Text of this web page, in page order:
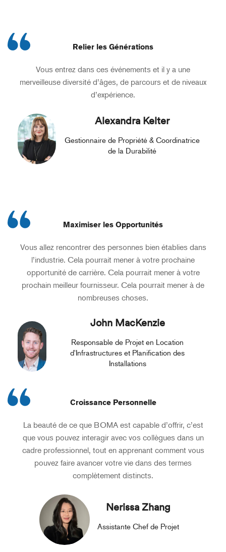
Relier les Générations
Vous entrez dans ces événements et il y a une
merveilleuse diversité d’âges, de parcours et de niveaux
d’expérience.
Alexandra Kelter
Gestionnaire de Propriété & Coordinatrice
de la Durabilité
Maximiser les Opportunités
Vous allez rencontrer des personnes bien établies dans
l’industrie. Cela pourrait mener à votre prochaine
opportunité de carrière. Cela pourrait mener à votre
prochain meilleur fournisseur. Cela pourrait mener à de
nombreuses choses.
John MacKenzie
Responsable de Projet en Location
d'Infrastructures et Planification des
Installations
Croissance Personnelle
La beauté de ce que BOMA est capable d’offrir, c’est
que vous pouvez interagir avec vos collègues dans un
cadre professionnel, tout en apprenant comment vous
pouvez faire avancer votre vie dans des termes
complètement distincts.
Nerissa Zhang
Assistante Chef de Projet